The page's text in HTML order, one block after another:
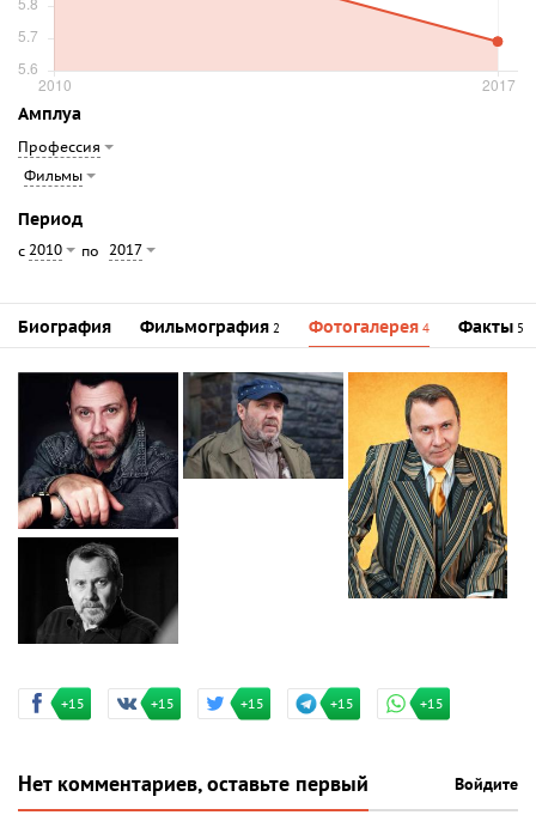
Амплуа
Профессия
Фильмы
Период
с 2010 по 2017
Биография Фильмография 2 Фотогалерея 4 Факты 5
+15 +15 +15 +15 +15
Нет комментариев, оставьте первый Войдите